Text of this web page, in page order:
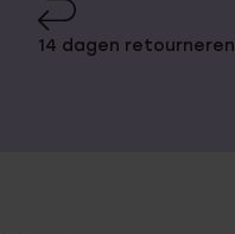
14 dagen retourneren